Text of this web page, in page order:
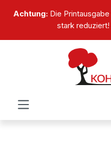
springen
Achtung:Die
stark reduziert!